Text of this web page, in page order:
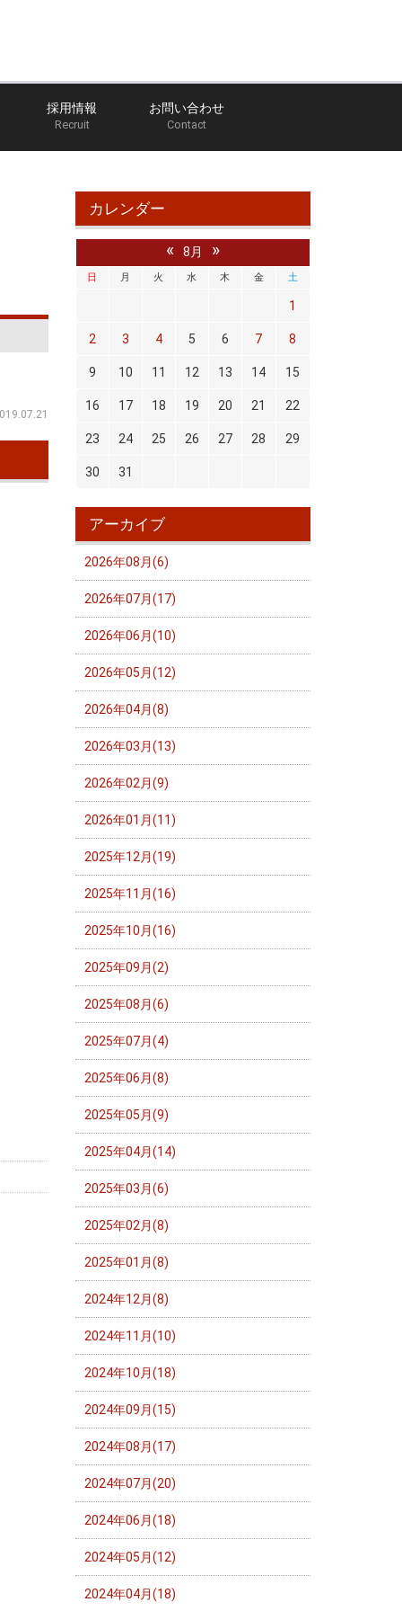
採用情報
Recruit
お問い合わせ
Contact
ホーム 館林店のブログ
カレンダー
« 8月 »
日 月 火 水 木 金 土
1
2 3 4 5 6 7 8
9 10 11 12 13 14 15
16 17 18 19 20 21 22
23 24 25 26 27 28 29
30 31
アーカイブ
2026年08月(6)
2026年07月(17)
2026年06月(10)
2026年05月(12)
2026年04月(8)
2026年03月(13)
2026年02月(9)
2026年01月(11)
2025年12月(19)
2025年11月(16)
2025年10月(16)
2025年09月(2)
2025年08月(6)
2025年07月(4)
2025年06月(8)
2025年05月(9)
2025年04月(14)
2025年03月(6)
2025年02月(8)
2025年01月(8)
2024年12月(8)
2024年11月(10)
2024年10月(18)
2024年09月(15)
2024年08月(17)
2024年07月(20)
2024年06月(18)
2024年05月(12)
2024年04月(18)